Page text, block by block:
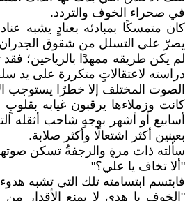
في صحراء الخوف والتردد.
كان متمسكًا بمبادئه بعنادٍ يشبه
يصرّ على التسلل من شقوق الجدران
لم يكن طريقه ممهدًا بالرياحين؛
دراسته لاعتقالاتٍ متكررة على يد
الصوت المختلف إلا خطرًا يستوجب
كانت وزملاءها يرقبون غيابه
أسابيع أو أشهر بوجهٍ شاحب أثقله
بعينين أكثر اشتعالًا وأكثر صلابة.
سألته ذات مرةٍ والرجفةُ تسكن
"ألا تخاف يا علي؟"
فابتسم ابتسامته تلك التي تشبه
"الخوف يا هدى لا يمنع الأقدار من